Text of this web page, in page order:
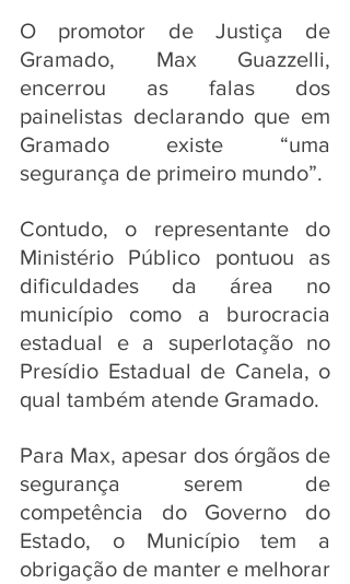
O promotor de Justiça de
Gramado, Max Guazzelli,
encerrou as falas dos
painelistas declarando que em
Gramado existe “uma
segurança de primeiro mundo”.
Contudo, o representante do
Ministério Público pontuou as
dificuldades da área no
município como a burocracia
estadual e a superlotação no
Presídio Estadual de Canela, o
qual também atende Gramado.
Para Max, apesar dos órgãos de
segurança serem de
competência do Governo do
Estado, o Município tem a
obrigação de manter e melhorar